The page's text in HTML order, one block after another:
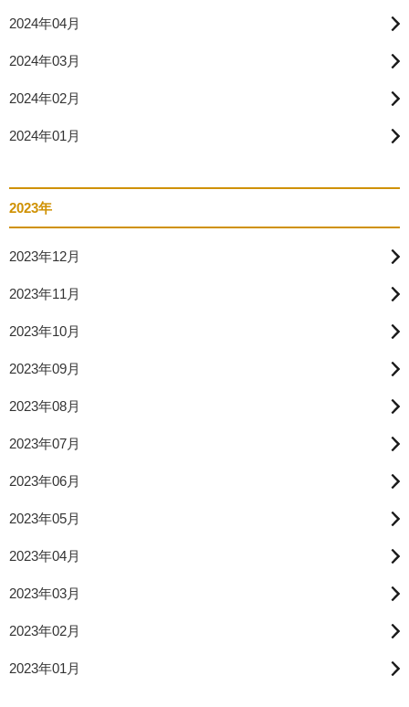
2024年04月
2024年03月
2024年02月
2024年01月
2023年
2023年12月
2023年11月
2023年10月
2023年09月
2023年08月
2023年07月
2023年06月
2023年05月
2023年04月
2023年03月
2023年02月
2023年01月